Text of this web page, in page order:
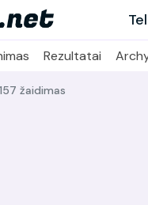
Rezultatai
žaidimas